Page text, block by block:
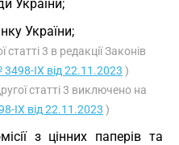
України;
України;
3 в редакції Законів
IX від 22.11.2023 )
статті 3 виключено на
IX від 22.11.2023 )
з цінних паперів та